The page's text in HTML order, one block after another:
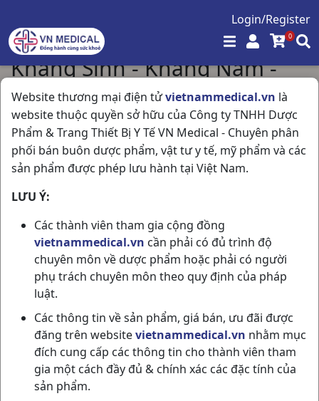
Login/Register
0
Website thương mại điện tửvietnammedical.vn là
website thuộc quyền sở hữu của Công ty TNHH Dược
Phẩm & Trang Thiết Bị Y Tế VN Medical - Chuyên phân
phối bán buôn dược phẩm, vật tư y tế, mỹ phẩm và các
sản phẩm được phép lưu hành tại Việt Nam.
LƯU Ý:
Các thành viên tham gia cộng đồng
vietnammedical.vn cần phải có đủ trình độ
chuyên môn về dược phẩm hoặc phải có người
phụ trách chuyên môn theo quy định của pháp
luật.
Các thông tin về sản phẩm, giá bán, ưu đãi được
đăng trên websitevietnammedical.vn nhằm mục
đích cung cấp các thông tin cho thành viên tham
gia một cách đầy đủ & chính xác các đặc tính của
sản phẩm.
Kháng Sinh - Kháng Nấm -
Kháng Virus
Trang chủ / Kháng Sinh - Kháng Nấm - Kháng Virus
Hiển thị 36 / 540 sản phẩm
Doxycyclin 100mg
H100vna (Cophavina)
Cophavina
Levo DHG 750mg
H14vn
DHG Pharma